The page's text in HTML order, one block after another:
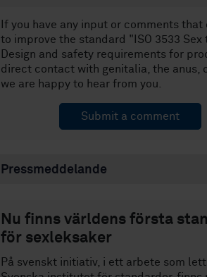
If you have any input or comments that
to improve the standard "ISO 3533
Design and safety requirements for
direct contact with genitalia, the anus,
we are happy to hear from you.
Submit a comment
Pressmeddelande
Nu finns världens första
för sexleksaker
På svenskt initiativ, i ett arbete som